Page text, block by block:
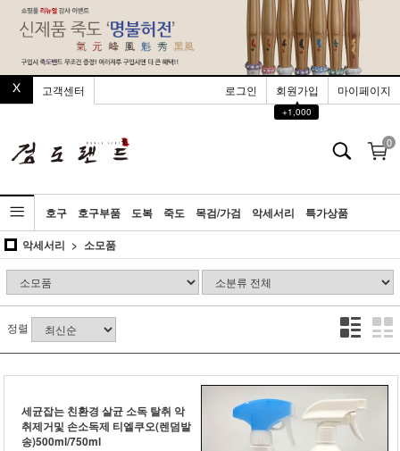
고객센터 로그인
회원가입
▲
+1,000
마이페이지
0
호구 호구부품 도복 죽도 목검/가검 악세서리
특가상품
악세서리
소모품
정렬
세균잡는 친환경 살균 소독 탈취 악
취제거및 손소독제 티엘쿠오(렌덤발
송)500ml/750ml